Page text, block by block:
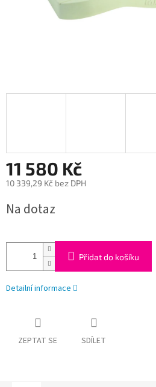
11 580 Kč
10 339,29 Kč bez DPH
cena:
Na dotaz
Přidat do košíku
Detailní informace
ZEPTAT SE SDÍLET